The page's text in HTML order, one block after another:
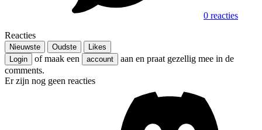
0 reacties
Reacties
Nieuwste Oudste
Likes
Login
of maak een account
aan en praat gezellig mee in de
comments.
Er zijn nog geen reacties